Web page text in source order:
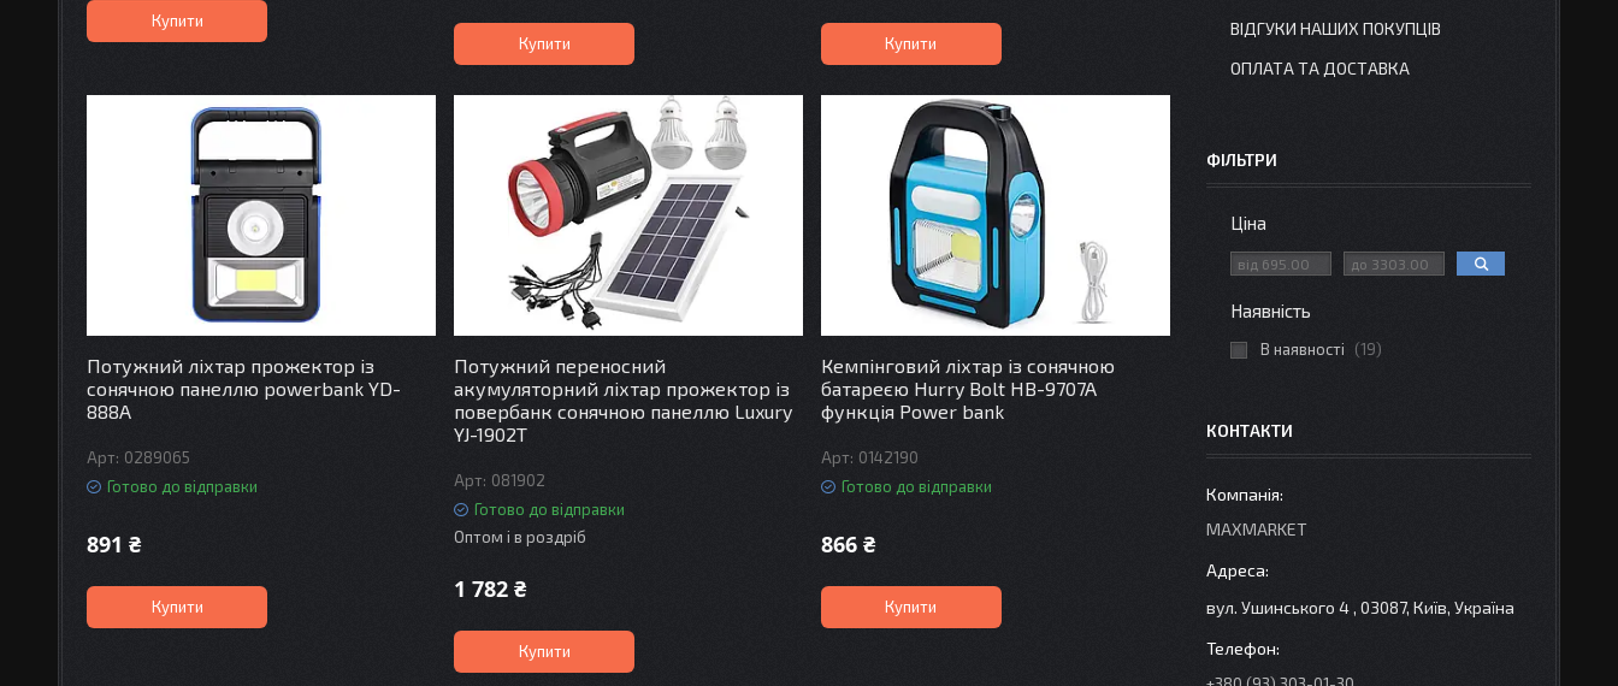
Купити
Купити Купити
Потужний ліхтар прожектор із
сонячною панеллю powerbank YD-
888A
0289065
Готово до відправки
891 ₴
Купити
Потужний переносний
акумуляторний ліхтар прожектор із
повербанк сонячною панеллю Luxury
YJ-1902T
081902
Готово до відправки
Оптом і в роздріб
1 782 ₴
Купити
Кемпінговий ліхтар із сонячною
батареєю Hurry Bolt HB-9707A
функція Power bank
0142190
Готово до відправки
866 ₴
Купити
ВІДГУКИ НАШИХ ПОКУПЦІВ
ОПЛАТА ТА ДОСТАВКА
ФІЛЬТРИ
Ціна
Наявність
В наявності 19
КОНТАКТИ
MAXMARKET
вул. Ушинського 4 , 03087, Київ, Україна